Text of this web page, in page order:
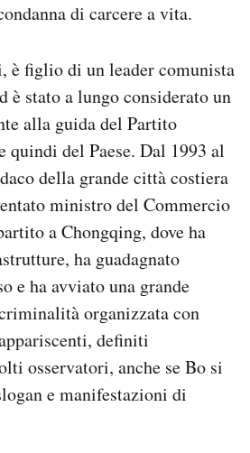
di carcere a vita.
è figlio di un leader comunista
è stato a lungo considerato un
alla guida del Partito
quindi del Paese. Dal 1993 al
della grande città costiera
ministro del Commercio
a Chongqing, dove ha
ha guadagnato
e ha avviato una grande
organizzata con
definiti
osservatori, anche se Bo si
e manifestazioni di